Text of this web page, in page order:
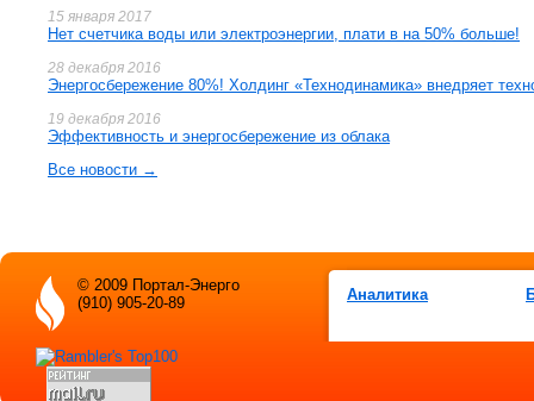
15 января 2017
Нет счетчика воды или электроэнергии, плати в на 50% больше!
28 декабря 2016
Энергосбережение 80%! Холдинг «Технодинамика» внедряет
19 декабря 2016
Эффективность и энергосбережение из облака
Все новости →
Аналитика
© 2009 Портал-Энерго
(910) 905-20-89